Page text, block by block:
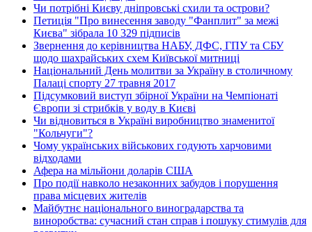
Чи потрібні Києву дніпровські схили та острови?
Петиція "Про винесення заводу "Фанплит" за межі
Києва" зібрала 10 329 підписів
Звернення до керівництва НАБУ, ДФС, ГПУ та СБУ
щодо шахрайських схем Київської митниці
Національний День молитви за Україну в столичному
Палаці спорту 27 травня 2017
Підсумковий виступ збірної України на Чемпіонаті
Європи зі стрибків у воду в Києві
Чи відновиться в Україні виробництво знаменитої
"Кольчуги"?
Чому українських військових годують харчовими
відходами
Афера на мільйони доларів США
Про події навколо незаконних забудов і порушення
права місцевих жителів
Майбутнє національного виноградарства та
виноробства: сучасний стан справ і пошуку стимулів для